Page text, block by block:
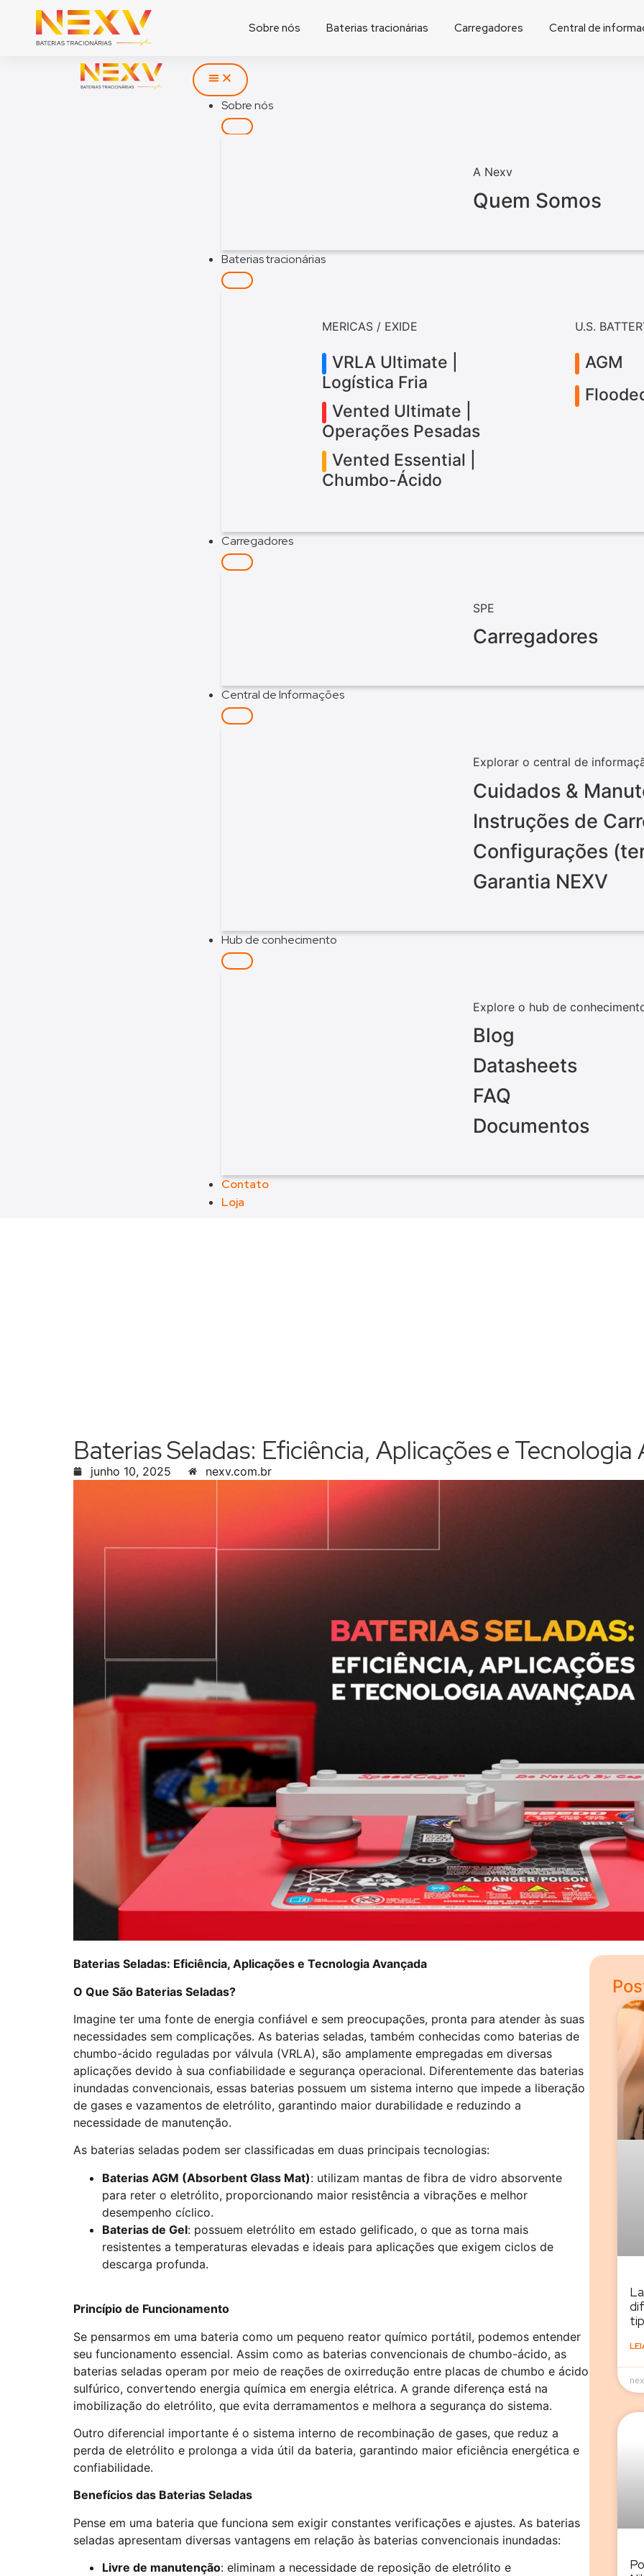
Sobre nós Baterias tracionárias Carregadores Central de
Sobre nós
A Nexv
Quem Somos
Baterias tracionárias
MERICAS / EXIDE
VRLA Ultimate |
Logística Fria
Vented Ultimate |
Operações Pesadas
Vented Essential |
Chumbo-Ácido
U.S.
AGM
Carregadores
SPE
Carregadores
Central de Informações
Explorar o central de
Cuidados &
Instruções de
Configurações
Garantia NEXV
Hub de conhecimento
Explore o hub de
Blog
Datasheets
FAQ
Documentos
Contato
Loja
Baterias Seladas: Eficiência, Aplicações e Tecnologia
junho 10, 2025 nexv.com.br
Baterias Seladas: Eficiência, Aplicações e Tecnologia Avançada
O Que São Baterias Seladas?
Imagine ter uma fonte de energia confiável e sem preocupações, pronta para atender às suas
necessidades sem complicações. As baterias seladas, também conhecidas como baterias de
chumbo-ácido reguladas por válvula (VRLA), são amplamente empregadas em diversas
aplicações devido à sua confiabilidade e segurança operacional. Diferentemente das baterias
inundadas convencionais, essas baterias possuem um sistema interno que impede a liberação
de gases e vazamentos de eletrólito, garantindo maior durabilidade e reduzindo a
necessidade de manutenção.
As baterias seladas podem ser classificadas em duas principais tecnologias:
Baterias AGM (Absorbent Glass Mat): utilizam mantas de fibra de vidro absorvente
para reter o eletrólito, proporcionando maior resistência a vibrações e melhor
desempenho cíclico.
Baterias de Gel: possuem eletrólito em estado gelificado, o que as torna mais
resistentes a temperaturas elevadas e ideais para aplicações que exigem ciclos de
descarga profunda.
Princípio de Funcionamento
Se pensarmos em uma bateria como um pequeno reator químico portátil, podemos entender
seu funcionamento essencial. Assim como as baterias convencionais de chumbo-ácido, as
baterias seladas operam por meio de reações de oxirredução entre placas de chumbo e ácido
sulfúrico, convertendo energia química em energia elétrica. A grande diferença está na
imobilização do eletrólito, que evita derramamentos e melhora a segurança do sistema.
Outro diferencial importante é o sistema interno de recombinação de gases, que reduz a
perda de eletrólito e prolonga a vida útil da bateria, garantindo maior eficiência energética e
confiabilidade.
Benefícios das Baterias Seladas
Pense em uma bateria que funciona sem exigir constantes verificações e ajustes. As baterias
seladas apresentam diversas vantagens em relação às baterias convencionais inundadas:
Livre de manutenção: eliminam a necessidade de reposição de eletrólito e